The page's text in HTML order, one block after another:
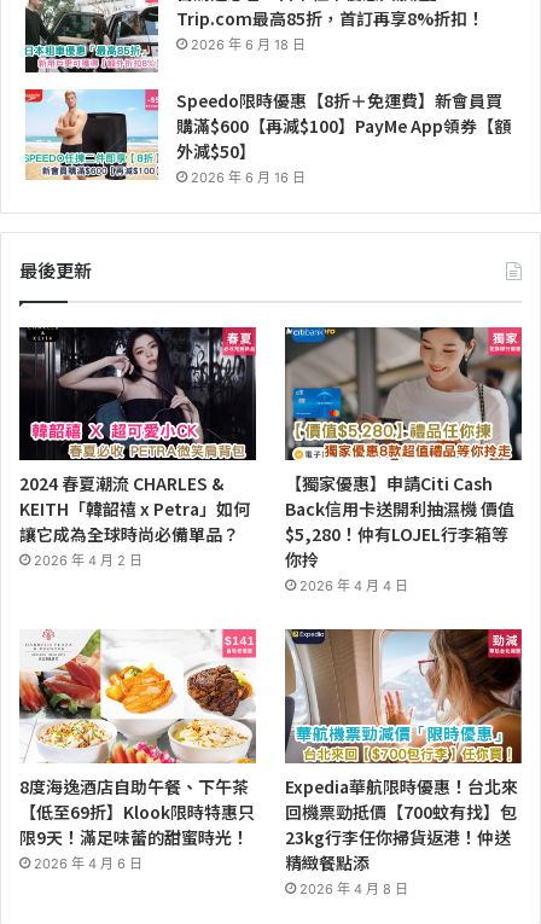
Trip.com最高85折，首訂再享8%折扣！
2026 年 6 月 18 日
Speedo限時優惠【8折＋免運費】新會員買
購滿$600【再減$100】PayMe App領券【額
外減$50】
2026 年 6 月 16 日
最後更新
2024 春夏潮流 CHARLES &
KEITH「韓韶禧 x Petra」如何
讓它成為全球時尚必備單品？
2026 年 4 月 2 日
【獨家優惠】申請Citi Cash
Back信用卡送開利抽濕機 價值
$5,280！仲有LOJEL行李箱等
你拎
2026 年 4 月 4 日
8度海逸酒店自助午餐、下午茶
【低至69折】Klook限時特惠只
限9天！滿足味蕾的甜蜜時光！
2026 年 4 月 6 日
Expedia華航限時優惠！台北來
回機票勁抵價【700蚊有找】包
23kg行李任你掃貨返港！仲送
精緻餐點添
2026 年 4 月 8 日